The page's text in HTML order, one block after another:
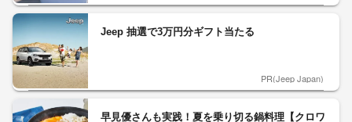
Jeep 抽選で3万円分ギフト当たる
PR(Jeep Japan)
早見優さんも実践！夏を乗り切る鍋料理【クロワ